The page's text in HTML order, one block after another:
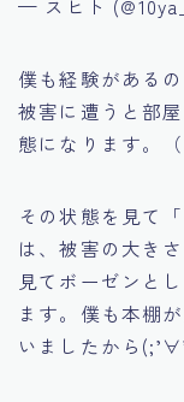
— スヒト
僕も経験がある
被害に遭うと部
態になります。
その状態を見て
は、被害の大き
見てボーゼンと
ます。僕も本棚
いましたから